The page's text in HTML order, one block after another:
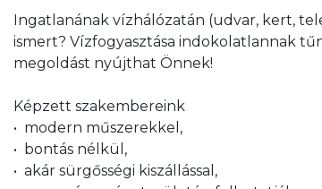
Ingatlanának vízhálózatán (udvar, kert,
ismert? Vízfogyasztása indokolatlannak
megoldást nyújthat Önnek!
Képzett szakembereink
• modern műszerekkel,
• bontás nélkül,
• akár sürgősségi kiszállással,